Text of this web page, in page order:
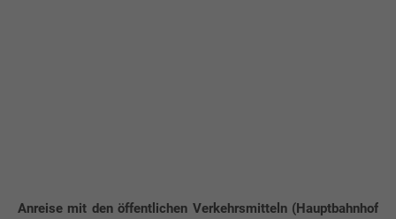
Anreise mit den öffentlichen Verkehrsmitteln (Hauptbahnhof